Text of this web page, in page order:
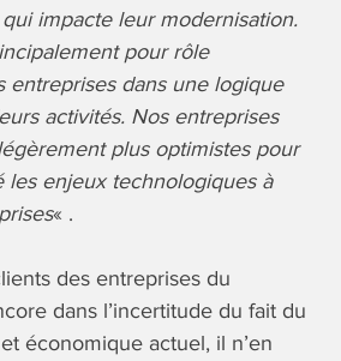
impacte leur modernisation.
pour rôle
entreprises dans une logique
activités. Nos entreprises
plus optimistes pour
enjeux technologiques à
« .
des entreprises du
dans l’incertitude du fait du
économique actuel, il n’en